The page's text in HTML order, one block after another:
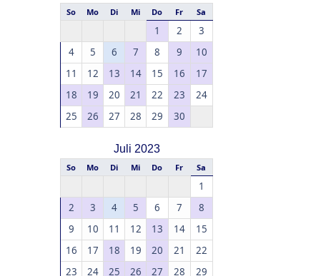
So Mo Di Mi Do Fr Sa
1 2
3
4
5 6 7 8 9
10
11
12 13 14 15 16
17
18
19 20 21 22 23
24
25
26 27 28 29 30
Juli 2023
So Mo Di Mi Do Fr Sa
1
2
3 4 5 6 7
8
9
10 11 12 13 14
15
16
17 18 19 20 21
22
23
24 25 26 27 28 29